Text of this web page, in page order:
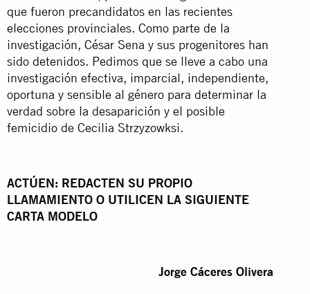
que fueron precandidatos en las recientes
elecciones provinciales. Como parte de la
investigación, César Sena y sus progenitores han
sido detenidos. Pedimos que se lleve a cabo una
investigación efectiva, imparcial, independiente,
oportuna y sensible al género para determinar la
verdad sobre la desaparición y el posible
femicidio de Cecilia Strzyzowksi.
ACTÚEN: REDACTEN SU PROPIO
LLAMAMIENTO O UTILICEN LA SIGUIENTE
CARTA MODELO
Jorge Cáceres Olivera